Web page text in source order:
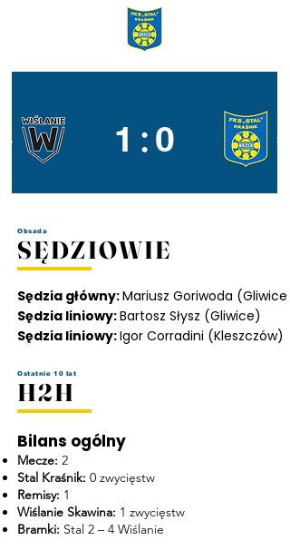
1 0
Obsada
SĘDZIOWIE
Sędzia główny:Mariusz Goriwoda (Gliwice
Sędzia liniowy:Bartosz Słysz (Gliwice)
Sędzia liniowy:Igor Corradini (Kleszczów)
Ostatnie 10 lat
H2H
Bilans ogólny
Mecze: 2
Stal Kraśnik: 0 zwycięstw
Remisy: 1
Wiślanie Skawina: 1 zwycięstw
Bramki: Stal 2 – 4 Wiślanie